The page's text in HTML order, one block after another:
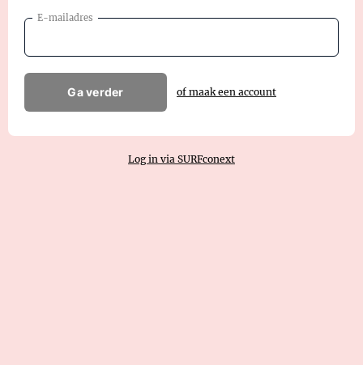
E-mailadres
Ga verder of maak een account
Log in via SURFconext